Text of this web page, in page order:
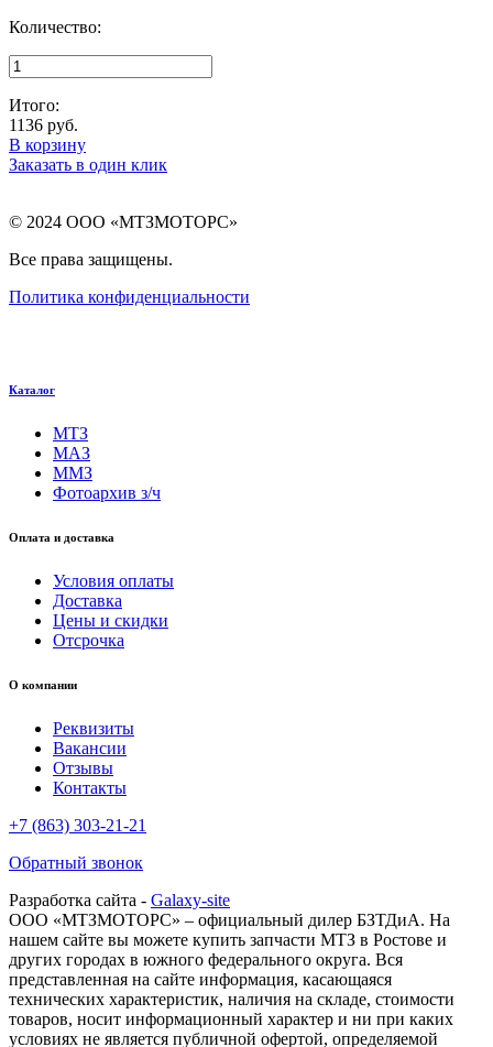
Количество:
Итого:
1136 руб.
В корзину
Заказать в один клик
© 2024 ООО «МТЗМОТОРС»
Все права защищены.
Политика конфиденциальности
Каталог
МТЗ
МАЗ
ММЗ
Фотоархив з/ч
Оплата и доставка
Условия оплаты
Доставка
Цены и скидки
Отсрочка
О компании
Реквизиты
Вакансии
Отзывы
Контакты
+7 (863) 303-21-21
Обратный звонок
Разработка сайта - Galaxy-site
ООО «МТЗМОТОРС» – официальный дилер БЗТДиА. На
нашем сайте вы можете купить запчасти МТЗ в Ростове и
других городах в южного федерального округа. Вся
представленная на сайте информация, касающаяся
технических характеристик, наличия на складе, стоимости
товаров, носит информационный характер и ни при каких
условиях не является публичной офертой, определяемой